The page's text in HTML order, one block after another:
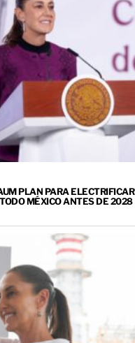
PLAN PARA ELECTRIFICAR
MÉXICO ANTES DE 2028